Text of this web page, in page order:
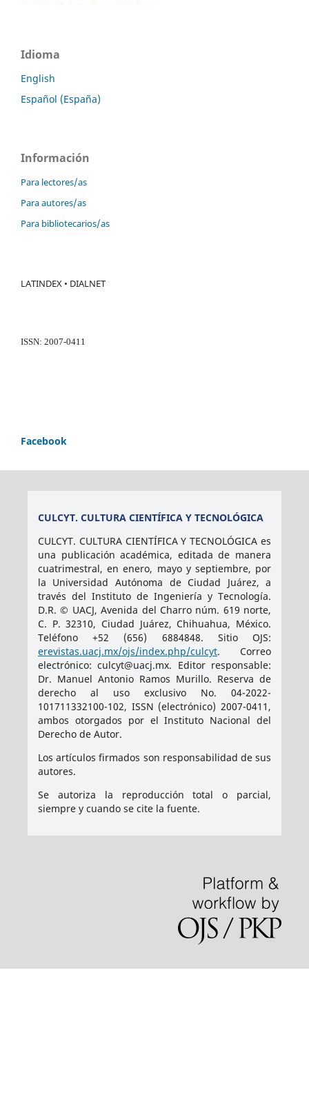
Idioma
English
Español (España)
Información
Para lectores/as
Para autores/as
Para bibliotecarios/as
LATINDEX • DIALNET
ISSN: 2007-0411
Facebook
CULCYT. CULTURA CIENTÍFICA Y TECNOLÓGICA
CULCYT. CULTURA CIENTÍFICA Y TECNOLÓGICA es
una publicación académica, editada de manera
cuatrimestral, en enero, mayo y septiembre, por
la Universidad Autónoma de Ciudad Juárez, a
través del Instituto de Ingeniería y Tecnología.
D.R. © UACJ, Avenida del Charro núm. 619 norte,
C. P. 32310, Ciudad Juárez, Chihuahua, México.
Teléfono +52 (656) 6884848. Sitio OJS:
erevistas.uacj.mx/ojs/index.php/culcyt. Correo
electrónico: culcyt@uacj.mx. Editor responsable:
Dr. Manuel Antonio Ramos Murillo. Reserva de
derecho al uso exclusivo No. 04-2022-
101711332100-102, ISSN (electrónico) 2007-0411,
ambos otorgados por el Instituto Nacional del
Derecho de Autor.
Los artículos firmados son responsabilidad de sus
autores.
Se autoriza la reproducción total o parcial,
siempre y cuando se cite la fuente.